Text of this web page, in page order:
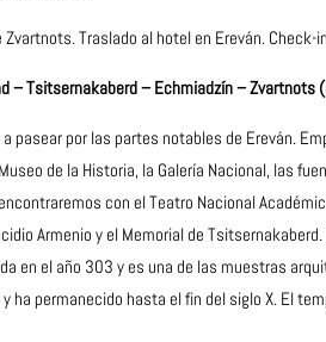
Zvartnots. Traslado al hotel en Ereván.
– Tsitsernakaberd – Echmiadzín –
pasear por las partes notables de Ereván.
de la Historia, la Galería Nacional, las
con el Teatro Nacional
Armenio y el Memorial de
en el año 303 y es una de las muestras
ha permanecido hasta el fin del siglo X. El